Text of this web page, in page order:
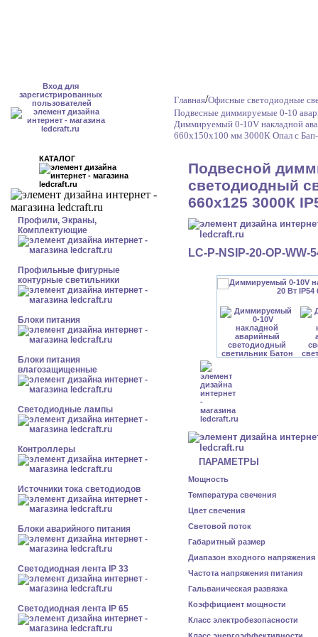
Вход для
зарегистрированных
пользователей
КАТАЛОГ
Профили, Экраны,
Комплектующие
Профильные фигурные
контурные светильники
Блоки питания
Блоки питания
влагозащищенные
Светодиодные лампы
Контроллеры
Источники тока светодиодов
Блоки аварийного питания
Светодиодная лента IP 33
Светодиодная лента IP 65
Главная/Офисные светодиодные
Подвесные диммируемые 0-10
Диммируемый 0-10V накладной
660x150x100 мм 3000К Опал с
Подвесной
светодиодный
660x125 3000К
LC-P-NSIP-20-OP-WW-
ПАРАМЕТРЫ
Мощность
Температура свечения
Цвет свечения
Световой поток
Габаритный размер
Диапазон входного напряжения
Частота напряжения питания
Гальваническая развязка
Коэффициент мощности
Класс электробезопасности